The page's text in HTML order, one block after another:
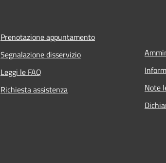
Prenotazione appuntamento
Segnalazione disservizio
Leggi le FAQ
Richiesta assistenza
Note